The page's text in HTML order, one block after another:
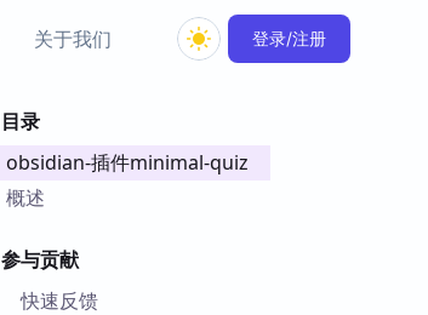
Obsidian 教程
关于我们 登录/注册
目录
obsidian-插件minimal-quiz
概述
参与贡献
快速反馈